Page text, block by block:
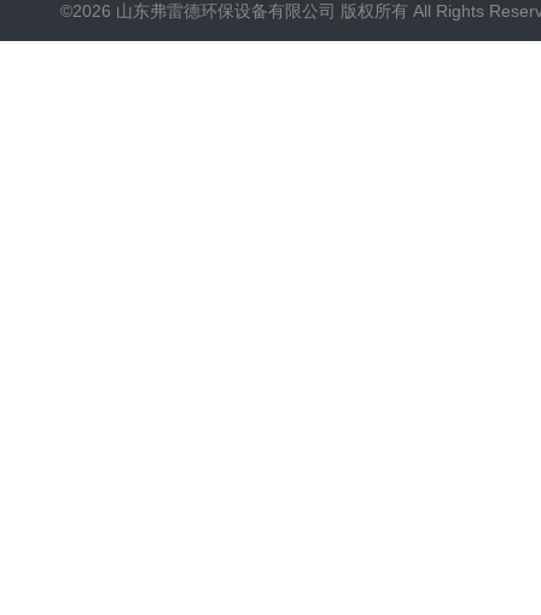
©2026 山东弗雷德环保设备有限公司 版权所有 All Rights